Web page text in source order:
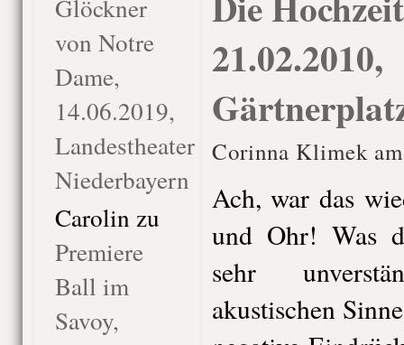
Glöckner
von Notre
Dame,
14.06.2019,
Landestheater
Niederbayern
Carolin zu
Premiere
Ball im
Savoy,
21.02.2010,
Corinna Klimek
Ach, war das
und Ohr! Was
sehr
akustischen